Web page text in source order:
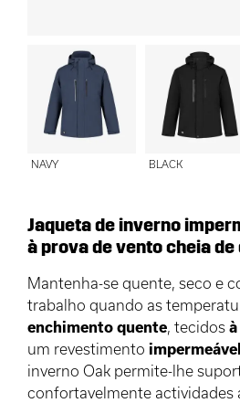
NAVY BLACK
Jaqueta de inverno
à prova de vento cheia
Mantenha-se quente, seco e
trabalho quando as
enchimento quente, tecidos
um revestimento impermeável
inverno Oak permite-lhe
confortavelmente actividades